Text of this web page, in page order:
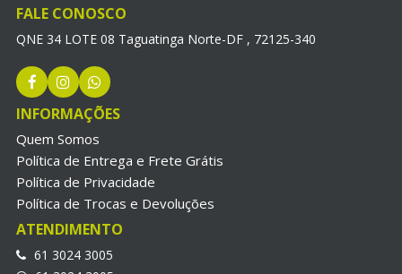
FALE CONOSCO
QNE 34 LOTE 08 Taguatinga Norte-DF , 72125-340
INFORMAÇÕES
Quem Somos
Política de Entrega e Frete Grátis
Política de Privacidade
Política de Trocas e Devoluções
ATENDIMENTO
61 3024 3005